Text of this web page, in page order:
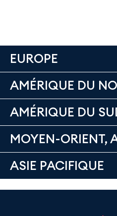
EUROPE
AMÉRIQUE DU
AMÉRIQUE DU
MOYEN-ORIENT,
ASIE PACIFIQUE